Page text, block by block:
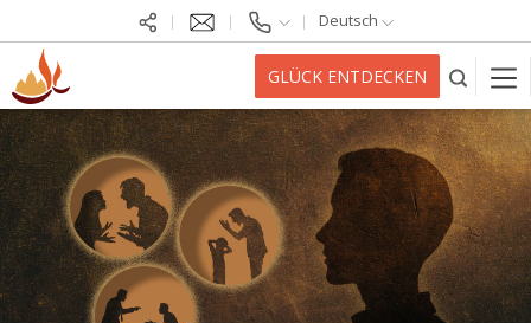
Deutsch
GLÜCK ENTDECKEN